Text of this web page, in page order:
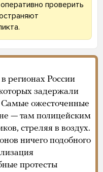
проверить
регионах России
задержали
Самые ожесточенные
— там полицейским
стреляя в воздух.
ничего подобного
протесты